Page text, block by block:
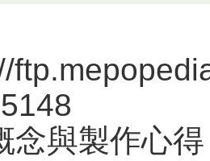
念與製作心